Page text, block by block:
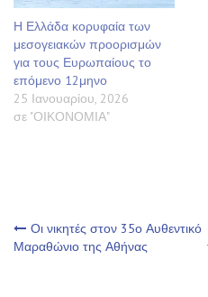
Η Ελλάδα κορυφαία των
μεσογειακών προορισμών
για τους Ευρωπαίους το
επόμενο 12μηνο
25 Ιανουαρίου, 2026
σε "ΟΙΚΟΝΟΜΙΑ"
Πλοήγηση
Οι νικητές στον 35ο Αυθεντικό
Μαραθώνιο της Αθήνας